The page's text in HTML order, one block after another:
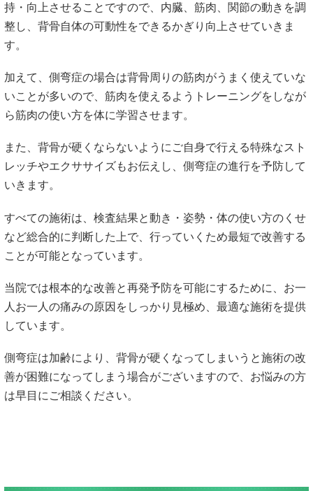
持・向上させることですので、内臓、筋肉、関節の動きを調
整し、背骨自体の可動性をできるかぎり向上させていきま
す。
加えて、側弯症の場合は背骨周りの筋肉がうまく使えていな
いことが多いので、筋肉を使えるようトレーニングをしなが
ら筋肉の使い方を体に学習させます。
また、背骨が硬くならないようにご自身で行える特殊なスト
レッチやエクササイズもお伝えし、側弯症の進行を予防して
いきます。
すべての施術は、検査結果と動き・姿勢・体の使い方のくせ
など総合的に判断した上で、行っていくため最短で改善する
ことが可能となっています。
当院では根本的な改善と再発予防を可能にするために、お一
人お一人の痛みの原因をしっかり見極め、最適な施術を提供
しています。
側弯症は加齢により、背骨が硬くなってしまいうと施術の改
善が困難になってしまう場合がございますので、お悩みの方
は早目にご相談ください。